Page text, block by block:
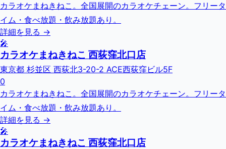
カラオケまねきねこ。全国展開のカラオケチェーン。フリータ
イム・食べ放題・飲み放題あり。
詳細を見る →
🎤
カラオケまねきねこ 西荻窪北口店
東京都 杉並区 西荻北3-20-2 ACE西荻窪ビル5F
0
カラオケまねきねこ。全国展開のカラオケチェーン。フリータ
イム・食べ放題・飲み放題あり。
詳細を見る →
🎤
カラオケまねきねこ 西荻窪北口店